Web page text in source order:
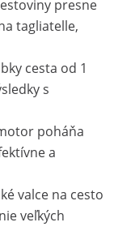
presne
tagliatelle,
cesta od 1
s
poháňa
a
valce na cesto
veľkých